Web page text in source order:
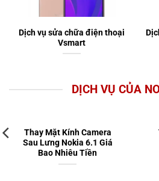
Dịch vụ sửa chữa điện thoại
Vsmart
DỊCH VỤ CỦA
Thay Mặt Kính Camera
Sau Lưng Nokia 6.1 Giá
Bao Nhiêu Tiền